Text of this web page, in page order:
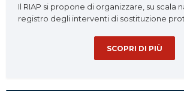
Il RIAP si propone di organizzare, su scala
registro degli interventi di sostituzione
SCOPRI DI PIÙ